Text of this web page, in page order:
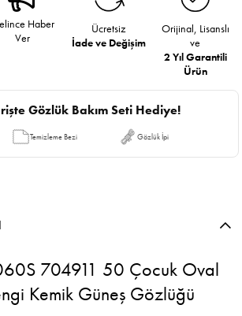
Haber
Ver
Ücretsiz
İade ve Değişim
Orijinal, Lisanslı
ve
2 Yıl Garantili
Ürün
Gözlük Bakım Seti Hediye!
Temizleme Bezi Gözlük İpi
704911 50 Çocuk Oval
Kemik Güneş Gözlüğü